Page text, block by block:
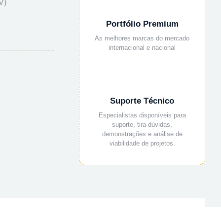
Portfólio Premium
As melhores marcas do mercado
internacional e nacional
Suporte Técnico
Especialistas disponíveis para
suporte, tira-dúvidas,
demonstrações e análise de
viabilidade de projetos.